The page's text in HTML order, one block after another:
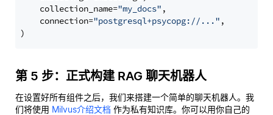
    collection_name=
"my_docs" ,
    connection=
"postgresql+psycopg://..." ,
第 5 步：正式构建 RAG 聊天机器人
在设置好所有组件之后，我们来搭建一个简单的聊天机器人。我
们将使用 Milvus介绍文档 作为私有知识库。你可以用你自己的